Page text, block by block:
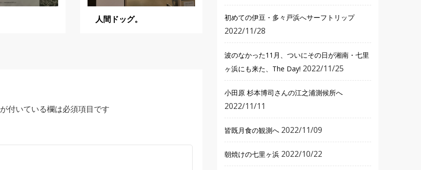
人間ドッグ。
が付いている欄は必須項目です
初めての伊豆・多々戸浜へサーフトリップ
2022/11/28
波のなかった11月、ついにその日が湘南・七里
ヶ浜にも来た、The Day! 2022/11/25
小田原 杉本博司さんの江之浦測候所へ
2022/11/11
皆既月食の観測へ 2022/11/09
朝焼けの七里ヶ浜 2022/10/22